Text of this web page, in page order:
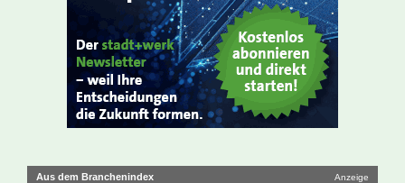
Aus dem Branchenindex Anzeige